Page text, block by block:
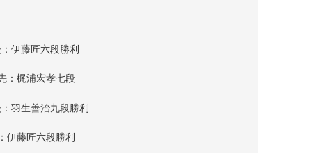
伊藤匠六段勝利
：梶浦宏孝七段
羽生善治九段勝利
伊藤匠六段勝利